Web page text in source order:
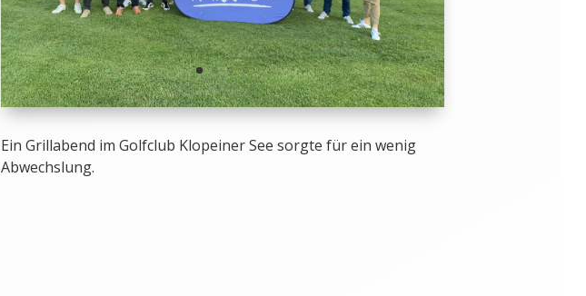
Ein Grillabend im Golfclub Klopeiner See sorgte für ein wenig
Abwechslung.